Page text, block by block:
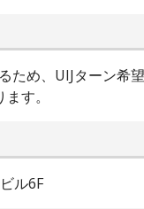
ため、UIJターン
す。
ル6F